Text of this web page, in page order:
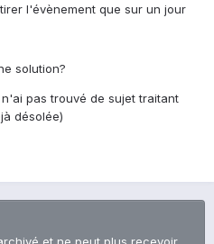
l'évènement que sur un jour
solution?
pas trouvé de sujet traitant
désolée)